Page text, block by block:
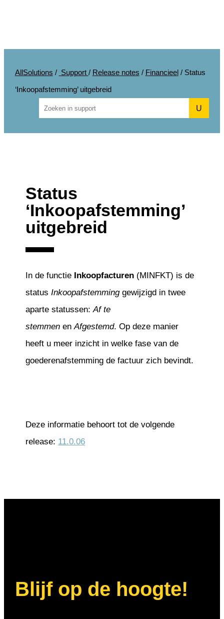
AllSolutions / Support / Release notes / Financieel/ Status
‘Inkoopafstemming’ uitgebreid
U
Status
‘Inkoopafstemming’
uitgebreid
In de functie Inkoopfacturen (MINFKT) is de
status Inkoopafstemminggewijzigd in twee
aparte statussen:Af te
stemmen enAfgestemd. Op deze manier
heeft u meer inzicht in welke fase van de
goederenafstemming de factuur zich bevindt.
Deze informatie behoort tot de volgende
release: 11.0.06
Blijf op de hoogte!